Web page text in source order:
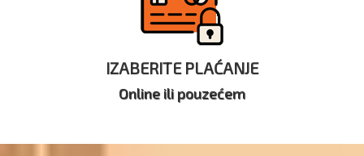
IZABERITE PLAĆANJE
Online ili pouzećem